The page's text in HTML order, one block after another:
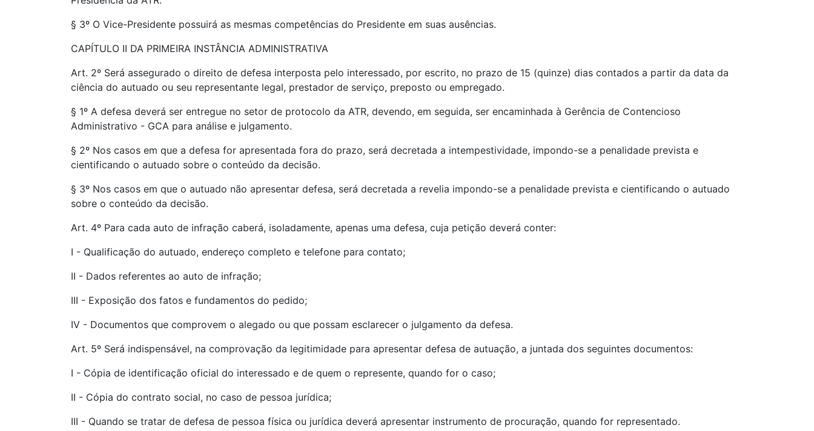
§ 3º O Vice-Presidente possuirá as mesmas competências do Presidente em suas ausências.
CAPÍTULO II DA PRIMEIRA INSTÂNCIA ADMINISTRATIVA
Art. 2º Será assegurado o direito de defesa interposta pelo interessado, por escrito, no prazo de 15 (quinze) dias contados a partir da data da
ciência do autuado ou seu representante legal, prestador de serviço, preposto ou empregado.
§ 1º A defesa deverá ser entregue no setor de protocolo da ATR, devendo, em seguida, ser encaminhada à Gerência de Contencioso
Administrativo - GCA para análise e julgamento.
§ 2º Nos casos em que a defesa for apresentada fora do prazo, será decretada a intempestividade, impondo-se a penalidade prevista e
cientificando o autuado sobre o conteúdo da decisão.
§ 3º Nos casos em que o autuado não apresentar defesa, será decretada a revelia impondo-se a penalidade prevista e cientificando o autuado
sobre o conteúdo da decisão.
Art. 4º Para cada auto de infração caberá, isoladamente, apenas uma defesa, cuja petição deverá conter:
I - Qualificação do autuado, endereço completo e telefone para contato;
II - Dados referentes ao auto de infração;
III - Exposição dos fatos e fundamentos do pedido;
IV - Documentos que comprovem o alegado ou que possam esclarecer o julgamento da defesa.
Art. 5º Será indispensável, na comprovação da legitimidade para apresentar defesa de autuação, a juntada dos seguintes documentos:
I - Cópia de identificação oficial do interessado e de quem o represente, quando for o caso;
II - Cópia do contrato social, no caso de pessoa jurídica;
III - Quando se tratar de defesa de pessoa física ou jurídica deverá apresentar instrumento de procuração, quando for representado.